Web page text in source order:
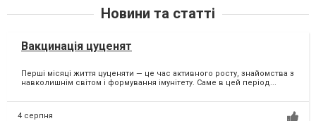
Новини та статті
Вакцинація цуценят
Перші місяці життя цуценяти — це час активного росту, знайомства з
навколишнім світом і формування імунітету. Саме в цей період...
4 серпня